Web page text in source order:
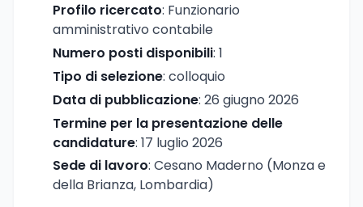
Profilo ricercato: Funzionario
amministrativo contabile
Numero posti disponibili: 1
Tipo di selezione: colloquio
Data di pubblicazione: 26 giugno 2026
Termine per la presentazione delle
candidature: 17 luglio 2026
Sede di lavoro: Cesano Maderno (Monza e
della Brianza, Lombardia)